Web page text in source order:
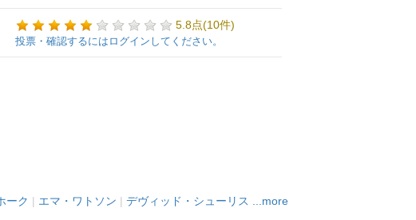
5.8点(10件)
投票・確認するにはログインしてください。
ーク | エマ・ワトソン | デヴィッド・シューリス ...more